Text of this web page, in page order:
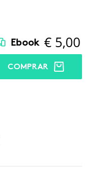
Ebook € 5,00
COMPRAR